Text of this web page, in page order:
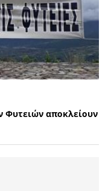
Φυτειών αποκλείουν